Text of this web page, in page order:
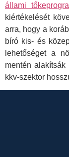
állami
kiértékelését
arra, hogy a
bíró kis- és
lehetőséget a
mentén
kkv-szektor